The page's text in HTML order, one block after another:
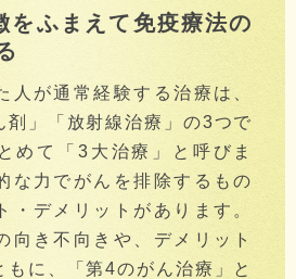
をふまえて免疫療法の
人が通常経験する治療は、
剤」「放射線治療」の3つで
めて「3大治療」と呼びま
な力でがんを排除するもの
・デメリットがあります。
向き不向きや、デメリット
もに、「第4のがん治療」と